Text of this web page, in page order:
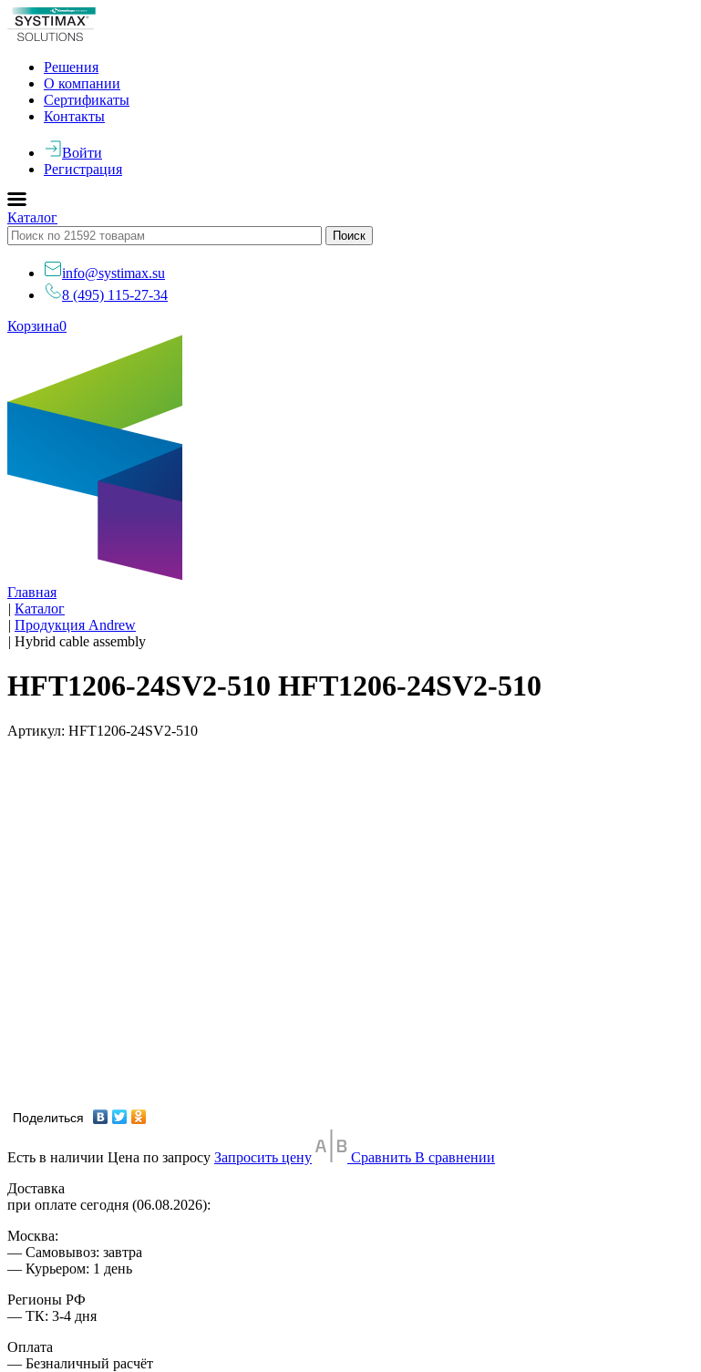
Решения
О компании
Сертификаты
Контакты
Войти
Регистрация
Каталог
info@systimax.su
8 (495) 115-27-34
Корзина0
Главная
| Каталог
| Продукция Andrew
| Hybrid cable assembly
HFT1206-24SV2-510 HFT1206-24SV2-510
Артикул: HFT1206-24SV2-510
Поделиться
Есть в наличии Цена по запросу Запросить цену Сравнить В сравнении
Доставка
при оплате сегодня (06.08.2026):
Москва:
— Самовывоз: завтра
— Курьером: 1 день
Регионы РФ
— ТК: 3-4 дня
Оплата
— Безналичный расчёт